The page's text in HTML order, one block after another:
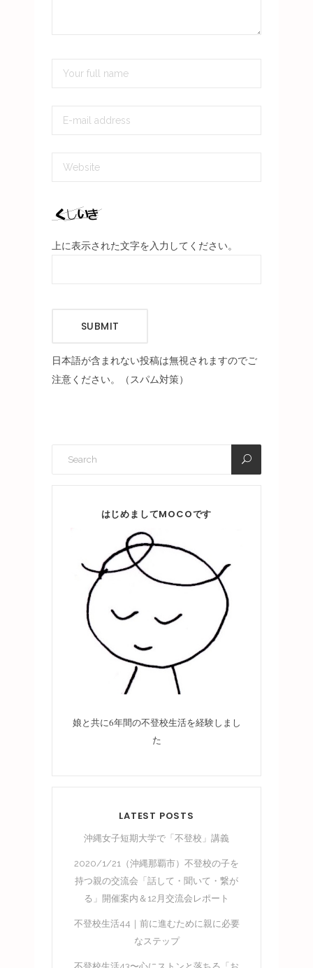
上に表示された文字を入力してください。
SUBMIT
日本語が含まれない投稿は無視されますのでご
注意ください。（スパム対策）
はじめましてMOCOです
娘と共に6年間の不登校生活を経験しまし
た
LATEST POSTS
沖縄女子短期大学で「不登校」講義
2020/1/21（沖縄那覇市）不登校の子を
持つ親の交流会「話して・聞いて・繋が
る」開催案内＆12月交流会レポート
不登校生活44｜前に進むために親に必要
なステップ